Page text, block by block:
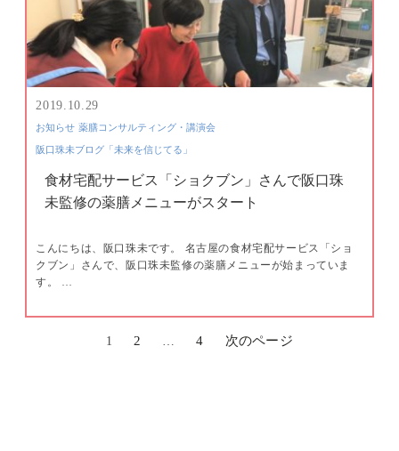
2019.10.29
お知らせ 薬膳コンサルティング・講演会
阪口珠未ブログ「未来を信じてる」
食材宅配サービス「ショクブン」さんで阪口珠
未監修の薬膳メニューがスタート
こんにちは、阪口珠未です。 名古屋の食材宅配サービス「ショ
クブン」さんで、阪口珠未監修の薬膳メニューが始まっていま
す。 …
1 2 4 次のページ